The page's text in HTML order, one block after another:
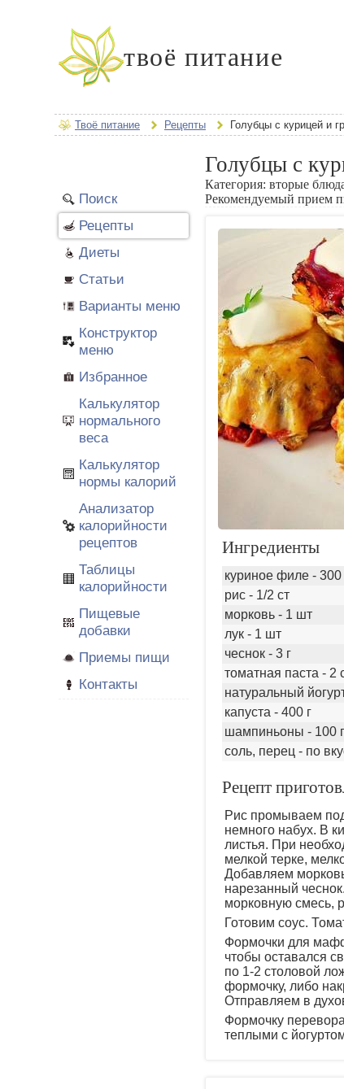
твоё питание
Твоё питание Рецепты Голубцы с курицей и
Поиск
Рецепты
Диеты
Статьи
Варианты меню
Конструктор
меню
Избранное
Калькулятор
нормального
веса
Калькулятор
нормы калорий
Анализатор
калорийности
рецептов
Таблицы
калорийности
Пищевые
добавки
Приемы пищи
Контакты
Голубцы с
Категория: вторые
Рекомендуемый прием
Ингредиенты
куриное филе - 300
рис - 1/2 ст
морковь - 1 шт
лук - 1 шт
чеснок - 3 г
томатная паста - 2
натуральный
капуста - 400 г
шампиньоны - 100 г
соль, перец - по
Рецепт
Рис промываем
немного набух. В
листья. При
мелкой терке,
Добавляем
нарезанный
морковную смесь,
Готовим соус.
Формочки для
чтобы оставался
по 1-2 столовой
формочку, либо
Отправляем в
Формочку
теплыми с